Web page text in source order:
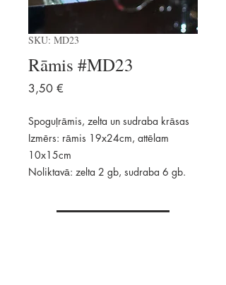
SKU: MD23
Rāmis #MD23
3,50 €
Spoguļrāmis, zelta un sudraba krāsas
Izmērs: rāmis 19x24cm, attēlam
10x15cm
Noliktavā: zelta 2 gb, sudraba 6 gb.